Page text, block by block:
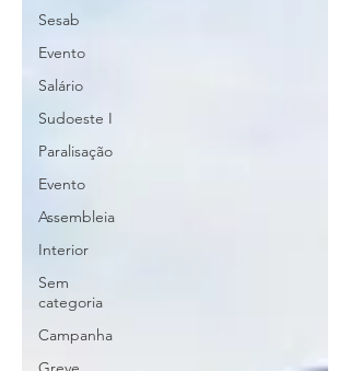
Sesab
Evento
Salário
Sudoeste I
Paralisação
Evento
Assembleia
Interior
Sem
categoria
Campanha